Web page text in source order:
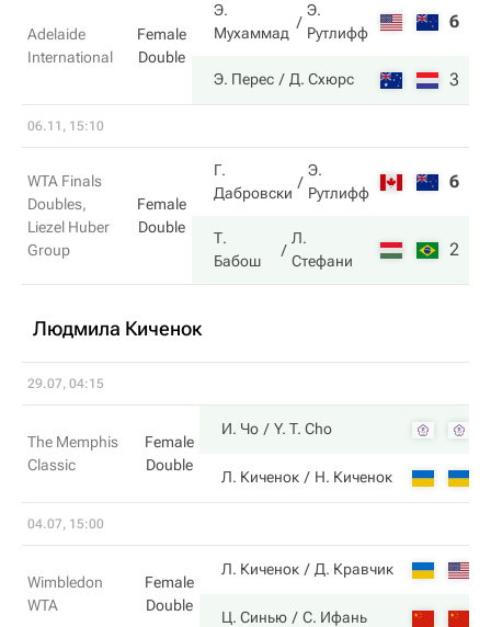
Adelaide
International
Female
Double
Э.
Мухаммад
Э.
Рутлифф
6
Э. Перес Д. Схюрс 3
06.11, 15:10
WTA Finals
Doubles,
Liezel Huber
Group
Female
Double
Г.
Дабровски
Э.
Рутлифф
6
Т.
Бабош
Л.
Стефани
2
Людмила Киченок
29.07, 04:15
The Memphis
Classic
Female
Double
И. Чо Y. T. Cho
Л. Киченок Н. Киченок
04.07, 15:00
Wimbledon
WTA
Female
Double
Л. Киченок Д. Кравчик
Ц. Синью С. Ифань